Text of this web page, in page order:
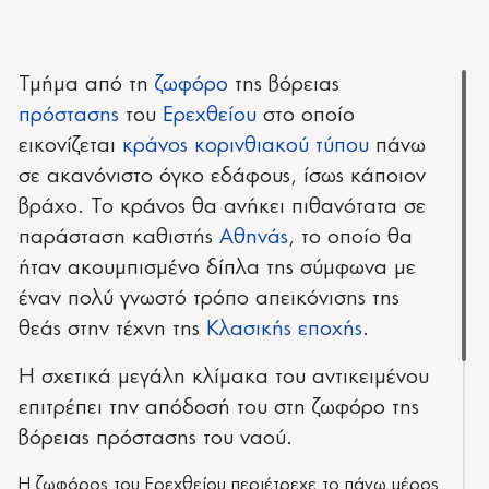
Τμήμα από τη ζωφόρο της βόρειας
πρόστασης του Ερεχθείου στο οποίο
εικονίζεται κράνος κορινθιακού τύπου πάνω
σε ακανόνιστο όγκο εδάφους, ίσως κάποιον
βράχο. Το κράνος θα ανήκει πιθανότατα σε
παράσταση καθιστής Αθηνάς, το οποίο θα
ήταν ακουμπισμένο δίπλα της σύμφωνα με
έναν πολύ γνωστό τρόπο απεικόνισης της
θεάς στην τέχνη της Κλασικής εποχής.
Η σχετικά μεγάλη κλίμακα του αντικειμένου
επιτρέπει την απόδοσή του στη ζωφόρο της
βόρειας πρόστασης του ναού.
Η ζωφόρος του Ερεχθείου περιέτρεχε το πάνω μέρος